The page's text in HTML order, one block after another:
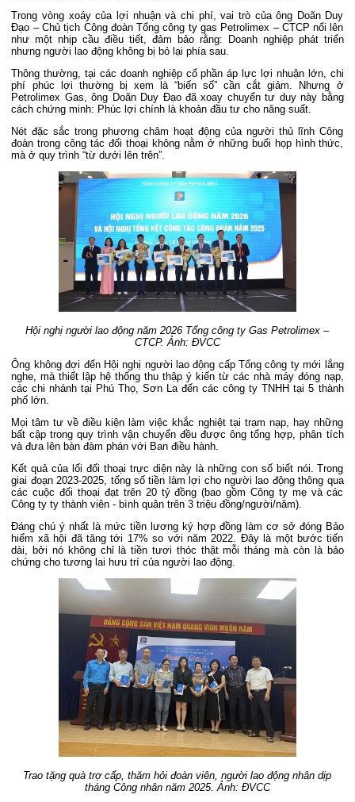
Trong vòng xoáy của lợi nhuận và chi phí, vai trò của ông Doãn Duy
Đạo – Chủ tịch Công đoàn Tổng công ty gas Petrolimex – CTCP nổi lên
như một nhịp cầu điều tiết, đảm bảo rằng: Doanh nghiệp phát triển
nhưng người lao động không bị bỏ lại phía sau.
Thông thường, tại các doanh nghiệp cổ phần áp lực lợi nhuận lớn, chi
phí phúc lợi thường bị xem là “biến số” cần cắt giảm. Nhưng ở
Petrolimex Gas, ông Doãn Duy Đạo đã xoay chuyển tư duy này bằng
cách chứng minh: Phúc lợi chính là khoản đầu tư cho năng suất.
Nét đặc sắc trong phương châm hoạt động của người thủ lĩnh Công
đoàn trong công tác đối thoại không nằm ở những buổi họp hình thức,
mà ở quy trình “từ dưới lên trên”.
Hội nghị người lao động năm 2026 Tổng công ty Gas Petrolimex –
CTCP. Ảnh: ĐVCC
Ông không đợi đến Hội nghị người lao động cấp Tổng công ty mới lắng
nghe, mà thiết lập hệ thống thu thập ý kiến từ các nhà máy đóng nạp,
các chi nhánh tại Phú Thọ, Sơn La đến các công ty TNHH tại 5 thành
phố lớn.
Mọi tâm tư về điều kiện làm việc khắc nghiệt tại trạm nạp, hay những
bất cập trong quy trình vận chuyển đều được ông tổng hợp, phân tích
và đưa lên bàn đàm phán với Ban điều hành.
Kết quả của lối đối thoại trực diện này là những con số biết nói. Trong
giai đoạn 2023-2025, tổng số tiền làm lợi cho người lao động thông qua
các cuộc đối thoại đạt trên 20 tỷ đồng (bao gồm Công ty mẹ và các
Công ty ty thành viên - bình quân trên 3 triệu đồng/người/năm).
Đáng chú ý nhất là mức tiền lương ký hợp đồng làm cơ sở đóng Bảo
hiểm xã hội đã tăng tới 17% so với năm 2022. Đây là một bước tiến
dài, bởi nó không chỉ là tiền tươi thóc thật mỗi tháng mà còn là bảo
chứng cho tương lai hưu trí của người lao động.
Trao tặng quà trợ cấp, thăm hỏi đoàn viên, người lao động nhân dịp
tháng Công nhân năm 2025. Ảnh: ĐVCC